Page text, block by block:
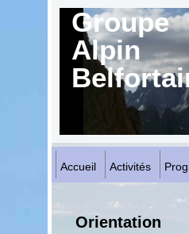
Groupe
Alpin
Accueil Activités
Orientation